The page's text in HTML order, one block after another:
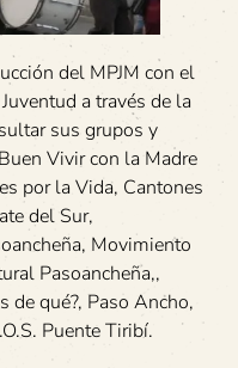
del MPJM con el
a través de la
sus grupos y
Vivir con la Madre
por la Vida, Cantones
del Sur,
Movimiento
Pasoancheña,,
de qué?, Paso Ancho,
Puente Tiribí.